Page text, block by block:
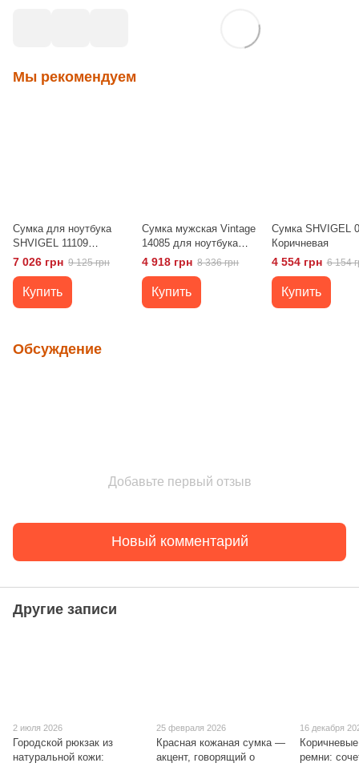
Мы рекомендуем
Сумка для ноутбука
SHVIGEL 11109
кожаная Коричневая
7 026 грн 9 125 грн
Купить
Сумка мужская Vintage
14085 для ноутбука
Коричневая
4 918 грн 8 336 грн
Купить
Сумка SHVIGEL
Коричневая
4 554 грн 6 154
Купить
Обсуждение
Добавьте первый отзыв
Новый комментарий
Другие записи
2 июля 2026
Городской рюкзак из
натуральной кожи:
25 февраля 2026
Красная кожаная сумка —
акцент, говорящий о
16 декабря
ремни: